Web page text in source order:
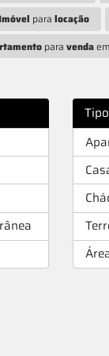
paralocação
para vendaem